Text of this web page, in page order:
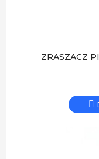
ZRASZACZ